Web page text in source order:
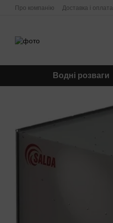
Перейти до основного контенту
Про компанію Доставка і оплата
Водні розваги